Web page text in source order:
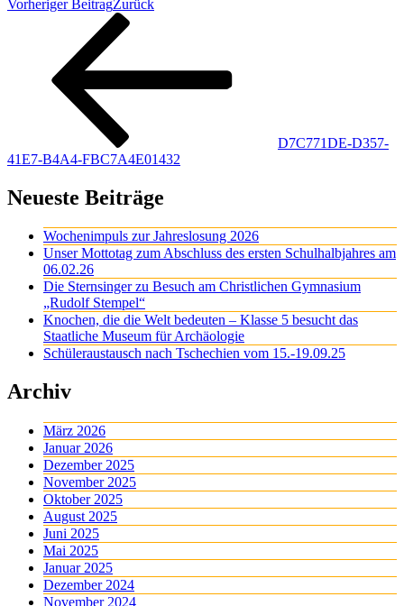
Vorheriger BeitragZurück
D7C771DE-D357-
41E7-B4A4-FBC7A4E01432
Neueste Beiträge
Wochenimpuls zur Jahreslosung 2026
Unser Mottotag zum Abschluss des ersten Schulhalbjahres am
06.02.26
Die Sternsinger zu Besuch am Christlichen Gymnasium
„Rudolf Stempel“
Knochen, die die Welt bedeuten – Klasse 5 besucht das
Staatliche Museum für Archäologie
Schüleraustausch nach Tschechien vom 15.-19.09.25
Archiv
März 2026
Januar 2026
Dezember 2025
November 2025
Oktober 2025
August 2025
Juni 2025
Mai 2025
Januar 2025
Dezember 2024
November 2024